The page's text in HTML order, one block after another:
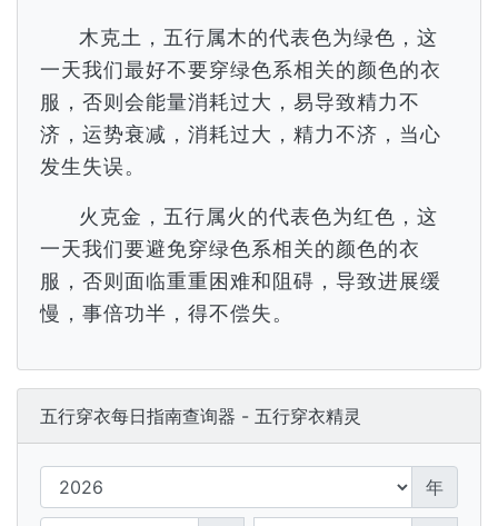
木克土，五行属木的代表色为绿色，这
一天我们最好不要穿绿色系相关的颜色的衣
服，否则会能量消耗过大，易导致精力不
济，运势衰减，消耗过大，精力不济，当心
发生失误。
火克金，五行属火的代表色为红色，这
一天我们要避免穿绿色系相关的颜色的衣
服，否则面临重重困难和阻碍，导致进展缓
慢，事倍功半，得不偿失。
五行穿衣每日指南查询器 - 五行穿衣精灵
年